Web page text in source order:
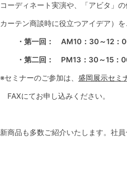
コーディネート実演や、
「アビタ」
カーテン商談時に役立つアイデア）を
・第一回： AM10：30～12：
・第二回： PM13：30～15：
※セミナーのご参加は、 盛岡展示セミ
FAXにてお申し込みください。
新商品も多数ご紹介いたします。社